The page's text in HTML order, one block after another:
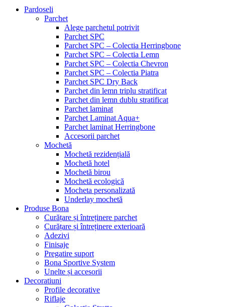
Pardoseli
Parchet
Alege parchetul potrivit
Parchet SPC
Parchet SPC – Colectia Herringbone
Parchet SPC – Colectia Lemn
Parchet SPC – Colectia Chevron
Parchet SPC – Colectia Piatra
Parchet SPC Dry Back
Parchet din lemn triplu stratificat
Parchet din lemn dublu stratificat
Parchet laminat
Parchet Laminat Aqua+
Parchet laminat Herringbone
Accesorii parchet
Mochetă
Mochetă rezidențială
Mochetă hotel
Mochetă birou
Mochetă ecologică
Mocheta personalizată
Underlay mochetă
Produse Bona
Curățare și întreținere parchet
Curățare și întreținere exterioară
Adezivi
Finisaje
Pregatire suport
Bona Sportive System
Unelte și accesorii
Decoratiuni
Profile decorative
Riflaje